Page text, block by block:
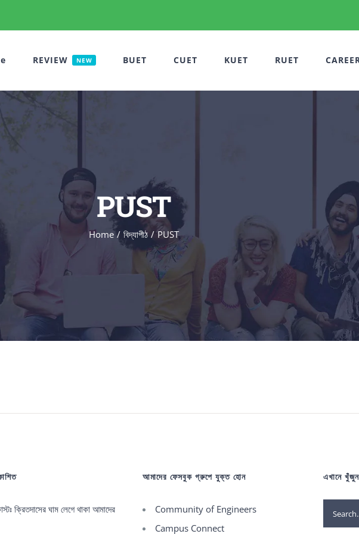
REVIEW NEW BUET CUET KUET RUET
PUST
Home বিদ্যাপীঠ PUST
ক্রিতদাসের ঘাম লেগে থাকা আমাদের
আমাদের ফেসবুক গ্রুপে যুক্ত হোন
Community of Engineers
Campus Connect
এখানে খুঁজুন
Search
for: